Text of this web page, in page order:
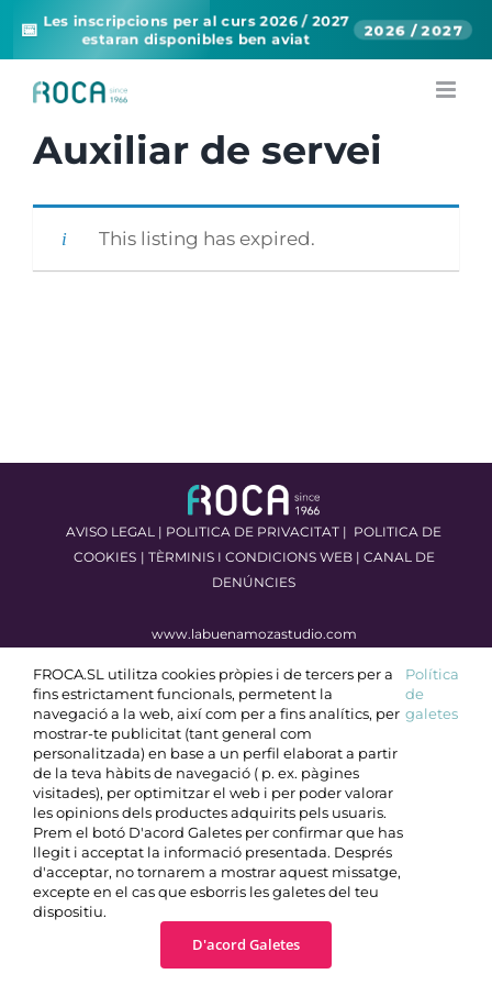
📅 Les inscripcions per al curs 2026 / 2027
estaran disponibles ben aviat
2026 / 2027
Auxiliar de servei
This listing has expired.
AVISO LEGAL | POLITICA DE PRIVACITAT | POLITICA DE
COOKIES | TÈRMINIS I CONDICIONS WEB| CANAL DE
DENÚNCIES
www.labuenamozastudio.com
FROCA.SL utilitza cookies pròpies i de tercers per a
fins estrictament funcionals, permetent la
navegació a la web, així com per a fins analítics, per
mostrar-te publicitat (tant general com
personalitzada) en base a un perfil elaborat a partir
de la teva hàbits de navegació ( p. ex. pàgines
visitades), per optimitzar el web i per poder valorar
les opinions dels productes adquirits pels usuaris.
Prem el botó D'acord Galetes per confirmar que has
llegit i acceptat la informació presentada. Després
d'acceptar, no tornarem a mostrar aquest missatge,
excepte en el cas que esborris les galetes del teu
dispositiu.
Política
de
galetes
D'acord Galetes